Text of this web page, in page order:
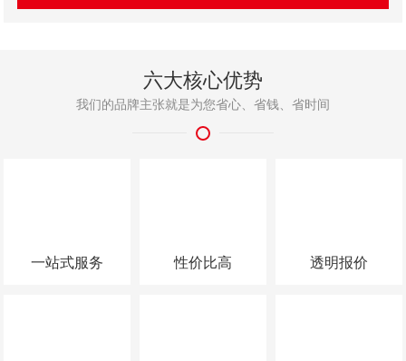
六大核心优势
我们的品牌主张就是为您省心、省钱、省时间
一站式服务 性价比高 透明报价